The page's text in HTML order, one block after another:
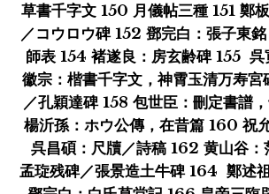
草書千字文 150 月儀帖三種 151 鄭
／コウロウ碑 152 鄧完白：張子東
師表 154 褚遂良：房玄齢碑 155 呉
徽宗：楷書千字文，神霄玉清万寿
／孔穎達碑 158 包世臣：刪定書譜
楊沂孫：ホウ公傳，在昔篇 160 祝
呉昌碩：尺牘／詩稿 162 黄山谷
孟琁残碑／張景造土牛碑 164 鄭述